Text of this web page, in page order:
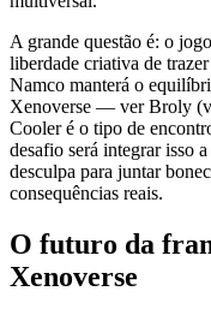
A grande questão é: o
liberdade criativa de
Namco manterá o
Xenoverse — ver Broly
Cooler é o tipo de
desafio será integrar isso
desculpa para juntar
consequências reais.
O futuro da
Xenoverse